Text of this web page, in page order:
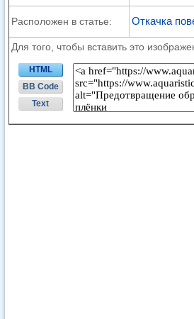
Расположен в статье: Откачка
Для того, чтобы вставить это
HTML
BB Code
Text